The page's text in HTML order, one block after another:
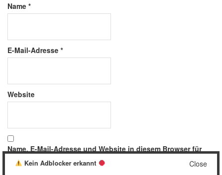
Name *
E-Mail-Adresse *
Website
Name, E-Mail-Adresse und Website in diesem Browser für
meinen nächsten Kommentar speichern.
Close
Kein Adblocker erkannt